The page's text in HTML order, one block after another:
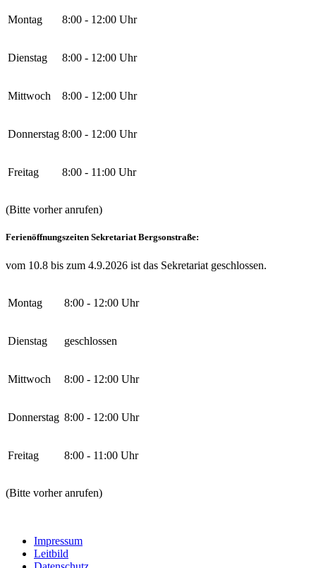
Montag 8:00 - 12:00 Uhr
Dienstag 8:00 - 12:00 Uhr
Mittwoch 8:00 - 12:00 Uhr
Donnerstag 8:00 - 12:00 Uhr
Freitag 8:00 - 11:00 Uhr
(Bitte vorher anrufen)
Ferienöffnungszeiten Sekretariat Bergsonstraße:
vom 10.8 bis zum 4.9.2026 ist das Sekretariat geschlossen.
Montag 8:00 - 12:00 Uhr
Dienstag geschlossen
Mittwoch 8:00 - 12:00 Uhr
Donnerstag 8:00 - 12:00 Uhr
Freitag 8:00 - 11:00 Uhr
(Bitte vorher anrufen)
Impressum
Leitbild